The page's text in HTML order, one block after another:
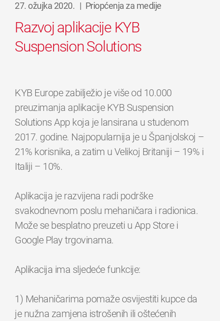
27. ožujka 2020. | Priopćenja za medije
Razvoj aplikacije KYB
Suspension Solutions
KYB Europe zabilježio je više od 10.000
preuzimanja aplikacije KYB Suspension
Solutions App koja je lansirana u studenom
2017. godine. Najpopularnija je u Španjolskoj –
21% korisnika, a zatim u Velikoj Britaniji – 19% i
Italiji – 10%.
Aplikacija je razvijena radi podrške
svakodnevnom poslu mehaničara i radionica.
Može se besplatno preuzeti u App Store i
Google Play trgovinama.
Aplikacija ima sljedeće funkcije:
1) Mehaničarima pomaže osvijestiti kupce da
je nužna zamjena istrošenih ili oštećenih